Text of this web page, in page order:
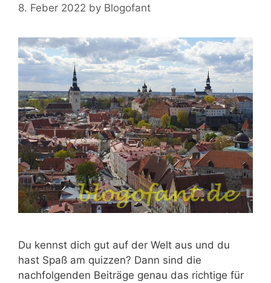
8. Feber 2022 by Blogofant
Du kennst dich gut auf der Welt aus und du
hast Spaß am quizzen? Dann sind die
nachfolgenden Beiträge genau das richtige für